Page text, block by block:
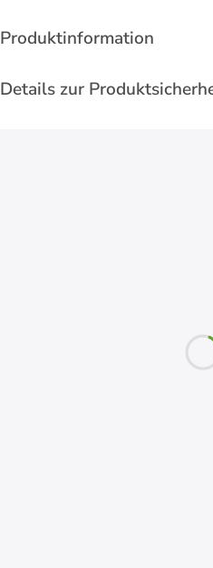
Produktinformation
Details zur